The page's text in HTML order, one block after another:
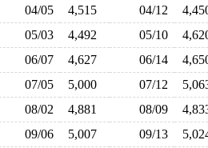
04/05 4,515 04/12
05/03 4,492 05/10
06/07 4,627 06/14
07/05 5,000 07/12
08/02 4,881 08/09
09/06 5,007 09/13